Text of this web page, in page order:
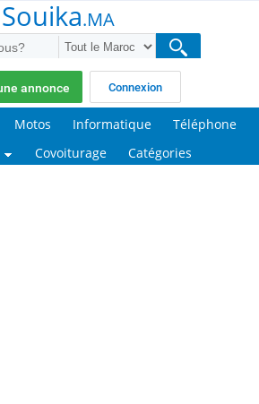
Souika.MA
annonce Connexion
Motos Informatique
Téléphone
Covoiturage Catégories